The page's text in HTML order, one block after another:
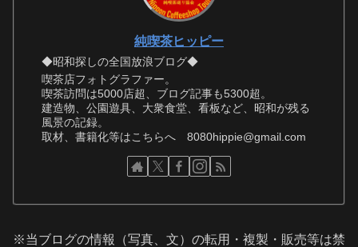
純喫茶ヒッピー
◆昭和探しの全国放浪ブログ◆
喫茶店フォトグラファー。
喫茶訪問は5000店超、ブログ記事も5300超。
建造物、公園遊具、大衆食堂、看板など、昭和が残る
風景の記録。
取材、書籍化等はこちらへ 8080hippie@gmail.com
※当ブログの情報（写真、文）の転用・複製・販売等は禁